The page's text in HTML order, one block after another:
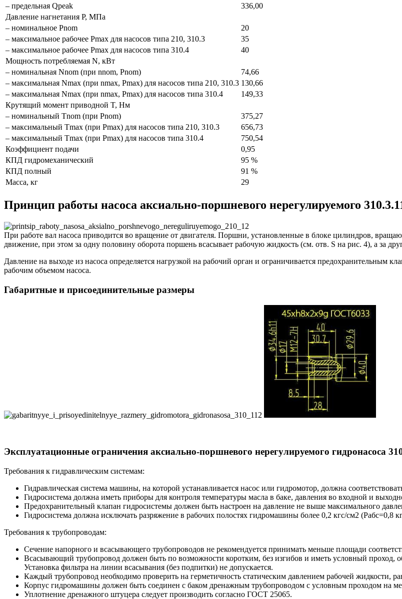
– предельная Qpeak
336,00
Давление нагнетания P, МПа
– номинальное Pnom
20
– максимальное рабочее Pmax для насосов типа 210, 310.3
35
– максимальное рабочее Pmax для насосов типа 310.4
40
Мощность потребляемая N, кВт
– номинальная Nnom (при nnom, Pnom)
74,66
– максимальная Nmax (при nmax, Pmax) для насосов типа 210, 310.3 130,66
– максимальная Nmax (при nmax, Pmax) для насосов типа 310.4
149,33
Крутящий момент приводной T, Нм
– номинальный Тnom (при Pnom)
375,27
– максимальный Тmax (при Pmax) для насосов типа 210, 310.3
656,73
– максимальный Тmax (при Pmax) для насосов типа 310.4
750,54
Коэффициент подачи
0,95
КПД гидромеханический
95 %
КПД полный
91 %
Масса, кг
29
Принцип работы насоса аксиально-поршневого нерегулируемого
При работе вал насоса приводится во вращение от двигателя. Поршни, установленные в блоке цилиндров,
движение, при этом за одну половину оборота поршень всасывает рабочую жидкость (см. отв. S на рис. 4), а за
Давление на выходе из насоса определяется нагрузкой на рабочий орган и ограничивается предохранительным
рабочим объемом насоса.
Габаритные и присоединительные размеры
Эксплуатационные ограничения аксиально-поршневого нерегулируемого гидронасоса
Требования к гидравлическим системам:
Гидравлическая система машины, на которой устанавливается насос или гидромотор, должна
Гидросистема должна иметь приборы для контроля температуры масла в баке, давления во входной и
Предохранительный клапан гидросистемы должен быть настроен на давление не выше максимального
Гидросистема должна исключать разряжение в рабочих полостях гидромашины более 0,2 кгс/см2 (Pабс=0,8
Требования к трубопроводам:
Сечение напорного и всасывающего трубопроводов не рекомендуется принимать меньше площади
Всасывающий трубопровод должен быть по возможности коротким, без изгибов и иметь условный проход,
Установка фильтра на линии всасывания (без подпитки) не допускается.
Каждый трубопровод необходимо проверить на герметичность статическим давлением рабочей жидкости,
Корпус гидромашины должен быть соединен с баком дренажным трубопроводом с условным проходом на
Уплотнение дренажного штуцера следует производить согласно ГОСТ 25065.